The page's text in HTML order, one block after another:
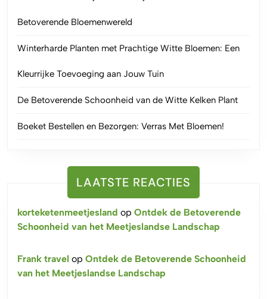
Betoverende Bloemenwereld
Winterharde Planten met Prachtige Witte Bloemen: Een
Kleurrijke Toevoeging aan Jouw Tuin
De Betoverende Schoonheid van de Witte Kelken Plant
Boeket Bestellen en Bezorgen: Verras Met Bloemen!
LAATSTE REACTIES
korteketenmeetjesland op Ontdek de Betoverende
Schoonheid van het Meetjeslandse Landschap
Frank travel op Ontdek de Betoverende Schoonheid
van het Meetjeslandse Landschap